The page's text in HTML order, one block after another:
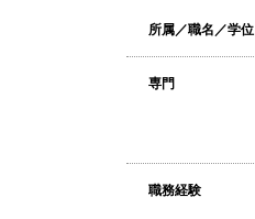
所属／職名／学位
専門
職務経験